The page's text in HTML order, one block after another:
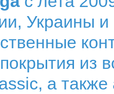
Украины
из
а